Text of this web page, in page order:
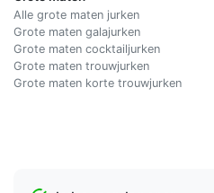
Alle grote maten jurken
Grote maten galajurken
Grote maten cocktailjurken
Grote maten trouwjurken
Grote maten korte trouwjurken